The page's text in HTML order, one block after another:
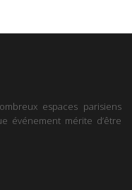
espaces parisiens
événement mérite d’être